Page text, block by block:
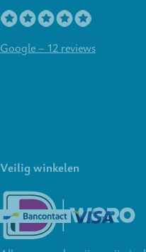
Google – 12 reviews
Veilig winkelen